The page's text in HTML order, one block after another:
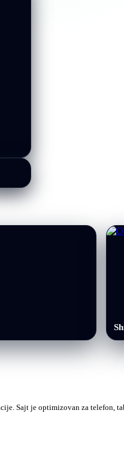
Sajt je optimizovan za telefon,